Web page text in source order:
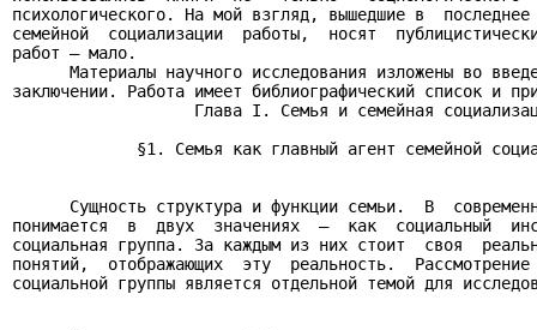
психологического. На мой взгляд, вышедшие в
семейной  социализации  работы,  носят
работ – мало.
Материалы научного исследования изложены во
заключении. Работа имеет библиографический список и
Глава I. Семья и семейная
§1. Семья как главный агент семейной
Сущность структура и функции семьи.  В
понимается  в  двух  значениях  —  как  социальный
социальная группа. За каждым из них стоит  своя
понятий,  отображающих  эту  реальность.
социальной группы является отдельной темой для